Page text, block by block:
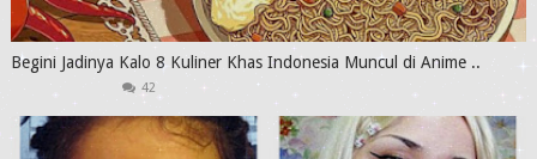
Begini Jadinya Kalo 8 Kuliner Khas Indonesia Muncul di Anime ..
42